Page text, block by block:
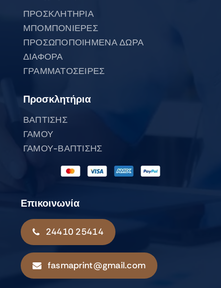
ΠΡΟΣΚΛΗΤΗΡΙΑ
ΜΠΟΜΠΟΝΙΕΡΕΣ
ΠΡΟΣΩΠΟΠΟΙΗΜΕΝΑ ΔΩΡΑ
ΔΙΑΦΟΡΑ
ΓΡΑΜΜΑΤΟΣΕΙΡΕΣ
Προσκλητήρια
ΒΑΠΤΙΣΗΣ
ΓΑΜΟΥ
ΓΑΜΟΥ-ΒΑΠΤΙΣΗΣ
Επικοινωνία
24410 25414
fasmaprint@gmail.com